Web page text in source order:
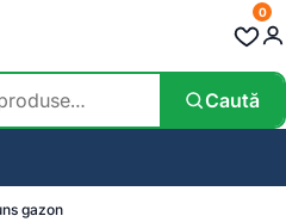
Caută
0
gazon